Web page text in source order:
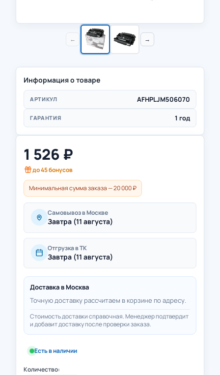
← →
Информация о товаре
АРТИКУЛ AFHPLJM506070
ГАРАНТИЯ 1 год
1 526 ₽
до45бонусов
Минимальная сумма заказа — 20 000 ₽
Самовывоз в Москве
Завтра (11 августа)
Отгрузка в ТК
Завтра (11 августа)
Доставка в Москва
Точную доставку рассчитаем в корзине по адресу.
Стоимость доставки справочная. Менеджер подтвердит
и добавит доставку после проверки заказа.
Есть в наличии
Количество: